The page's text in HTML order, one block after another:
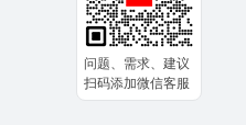
问题、需求、建议
扫码添加微信客服